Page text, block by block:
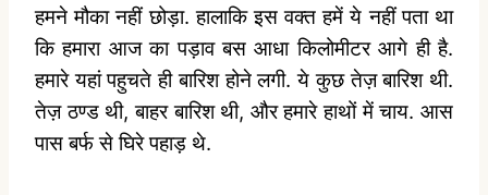
हमने मौका नहीं छोड़ा. हालाकि इस वक्त हमें ये नहीं पता था
कि हमारा आज का पड़ाव बस आधा किलोमीटर आगे ही है.
हमारे यहां पहुचते ही बारिश होने लगी. ये कुछ तेज़ बारिश थी.
तेज़ ठण्ड थी, बाहर बारिश थी, और हमारे हाथों में चाय. आस
पास बर्फ से घिरे पहाड़ थे.